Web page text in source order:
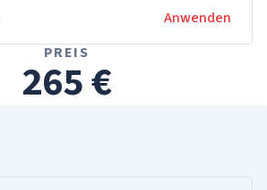
Anwenden
PREIS
265 €